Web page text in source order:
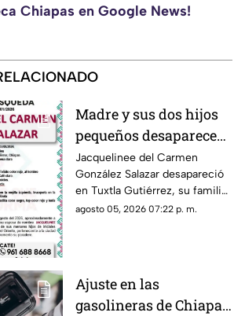
Chiapas en Google News!
Madre y sus dos hijos
pequeños desaparecen
en Tuxtla Gutiérrez ¡Su
esposo levantó una
ficha de busqueda!
Jacquelinee del Carmen
González Salazar desapareció
en Tuxtla Gutiérrez, su familia
lo busca, por lo que han
agosto 05, 2026 07:22 p. m.
Ajuste en las
gasolineras de Chiapas: